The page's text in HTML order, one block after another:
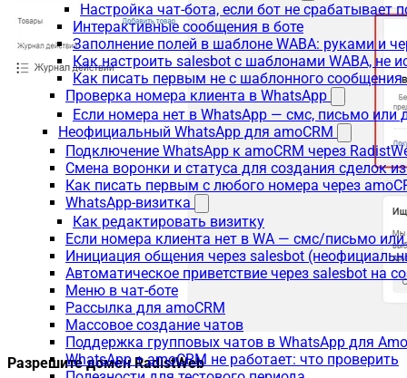
Настройка чат-бота, если бот не срабатывает
Интерактивные сообщения в боте
Заполнение полей в шаблоне WABA: руками и
Как настроить salesbot с шаблонами WABA, не
Как писать первым не с шаблонного сообщения
Проверка номера клиента в WhatsApp
Если номера нет в WhatsApp — смс, письмо или
Неофициальный WhatsApp для amoCRM
Подключение WhatsApp к amoCRM через
Смена воронки и статуса для создания сделок
Как писать первым с любого номера через
WhatsApp-визитка
Как редактировать визитку
Если номера клиента нет в WA — смс/письмо
Инициация общения через salesbot
Автоматическое приветствие через salesbot на
Меню в чат-боте
Рассылка для amoCRM
Массовое создание чатов
Поддержка групповых чатов в WhatsApp для
WhatsApp + amoCRM не работает: что проверить
Разрешите домен RadistWeb